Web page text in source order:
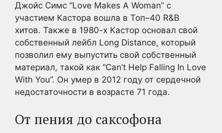
Джойс Симс “Love Makes A Woman” с
участием Кастора вошла в Топ–40 R&B
хитов. Также в 1980-х Кастор основал свой
собственный лейбл Long Distance, который
позволил ему выпустить свой собственный
материал, такой как “Can’t Help Falling In Love
With You”. Он умер в 2012 году от сердечной
недостаточности в возрасте 71 года.
От пения до саксофона